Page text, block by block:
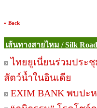
« Back
เส้นทางสายไหม / Silk Road
ไทยยูเนี่ยนร่วมประ
สัตว์น้ำในอินเดีย
EXIM BANK พบปะ